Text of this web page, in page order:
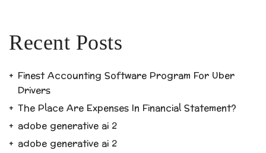
Recent Posts
Finest Accounting Software Program For Uber
Drivers
The Place Are Expenses In Financial Statement?
adobe generative ai 2
adobe generative ai 2